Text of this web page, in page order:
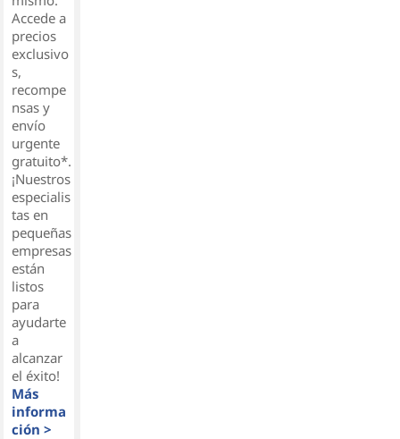
Accede a
precios
exclusivo
s,
recompe
nsas y
envío
urgente
gratuito*.
¡Nuestros
especialis
tas en
pequeñas
empresas
están
listos
para
ayudarte
a
alcanzar
el éxito!
Más
informa
ción >